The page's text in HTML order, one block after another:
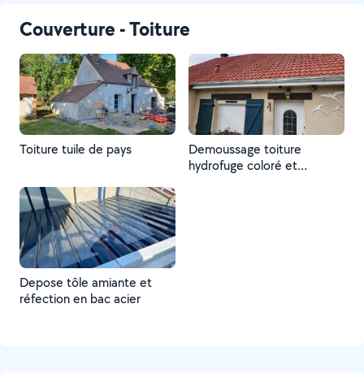
Couverture - Toiture
Toiture tuile de pays
Demoussage toiture
hydrofuge coloré et
Depose tôle amiante et
réfection en bac acier